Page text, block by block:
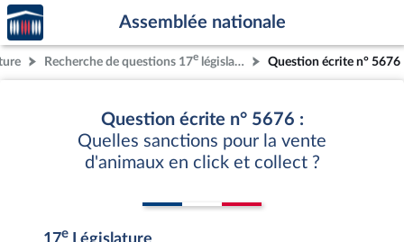
Aller au contenu
Aller en bas de la page
Accèder
à la
page
d'accueil
Assemblée nationale
Recherche de questions 17e législature Question écrite n° 5676
Question écrite n° 5676 :
Quelles sanctions pour la vente
d'animaux en click et collect ?
17e Législature